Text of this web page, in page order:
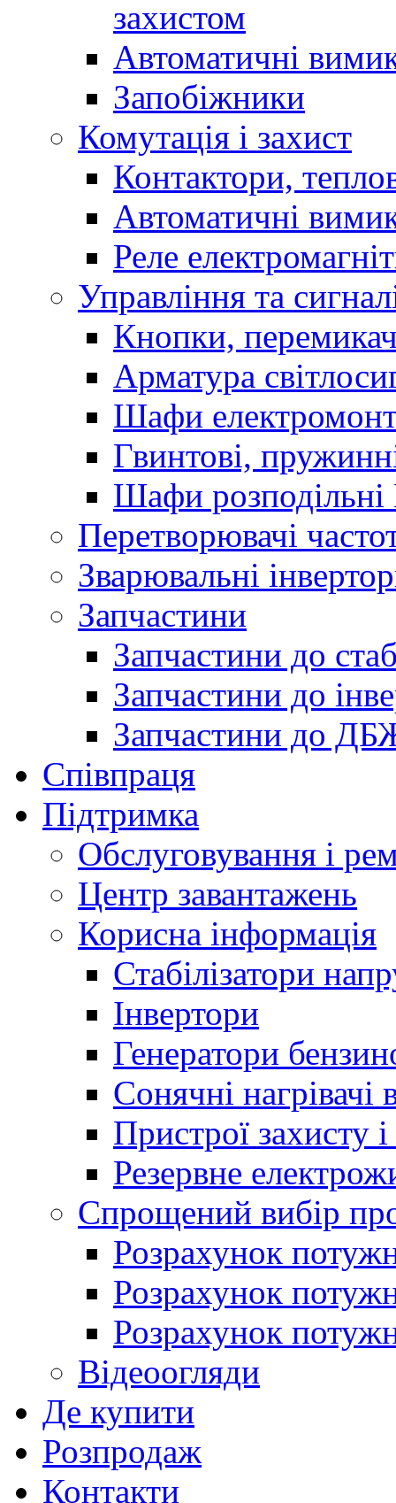
захистом
Автоматичні
Запобіжники
Комутація і захист
Контактори,
Автоматичні
Реле
Управління та
Кнопки,
Арматура
Шафи
Гвинтові,
Шафи розподільні
Перетворювачі
Зварювальні
Запчастини
Запчастини до
Запчастини до
Запчастини до
Співпраця
Підтримка
Обслуговування і
Центр завантажень
Корисна інформація
Стабілізатори
Інвертори
Генератори
Сонячні нагрівачі
Пристрої захисту і
Резервне
Спрощений вибір
Розрахунок
Розрахунок
Розрахунок
Відеоогляди
Де купити
Розпродаж
Контакти